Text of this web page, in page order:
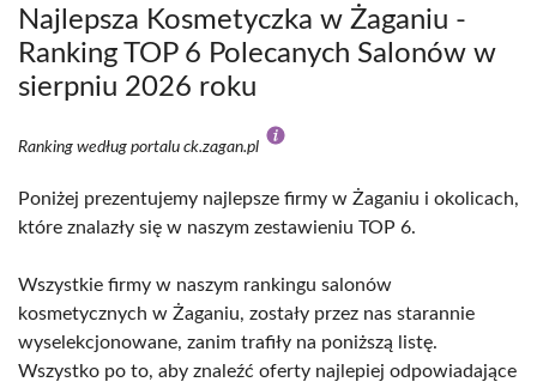
Najlepsza Kosmetyczka w Żaganiu -
Ranking TOP 6 Polecanych Salonów w
sierpniu 2026 roku
Ranking według portalu ck.zagan.pl
Poniżej prezentujemy najlepsze firmy w Żaganiu i okolicach,
które znalazły się w naszym zestawieniu TOP 6.
Wszystkie firmy w naszym rankingu salonów
kosmetycznych w Żaganiu, zostały przez nas starannie
wyselekcjonowane, zanim trafiły na poniższą listę.
Wszystko po to, aby znaleźć oferty najlepiej odpowiadające